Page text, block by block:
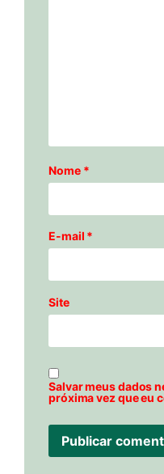
Nome *
E-mail *
Site
Salvar meus dados
próxima vez que eu